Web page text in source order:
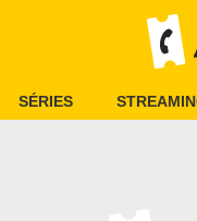
SÉRIES